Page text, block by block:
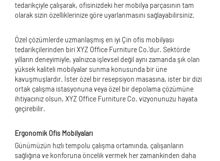
tedarikçiyle çalışarak, ofisinizdeki her mobilya parçasının tam
olarak sizin özelliklerinize göre uyarlanmasını sağlayabilirsiniz.
Özel çözümlerde uzmanlaşmış en iyi Çin ofis mobilyası
tedarikçilerinden biri XYZ Office Furniture Co.'dur. Sektörde
yılların deneyimiyle, yalnızca işlevsel değil aynı zamanda şık olan
yüksek kaliteli mobilyalar sunma konusunda bir üne
kavuşmuşlardır. İster özel bir resepsiyon masasına, ister bir dizi
ortak çalışma istasyonuna veya özel bir depolama çözümüne
ihtiyacınız olsun, XYZ Office Furniture Co. vizyonunuzu hayata
geçirebilir.
Ergonomik Ofis Mobilyaları
Günümüzün hızlı tempolu çalışma ortamında, çalışanların
sağlığına ve konforuna öncelik vermek her zamankinden daha